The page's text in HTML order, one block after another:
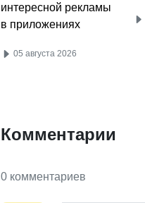
интересной рекламы
в приложениях
05 августа 2026
Комментарии
0 комментариев